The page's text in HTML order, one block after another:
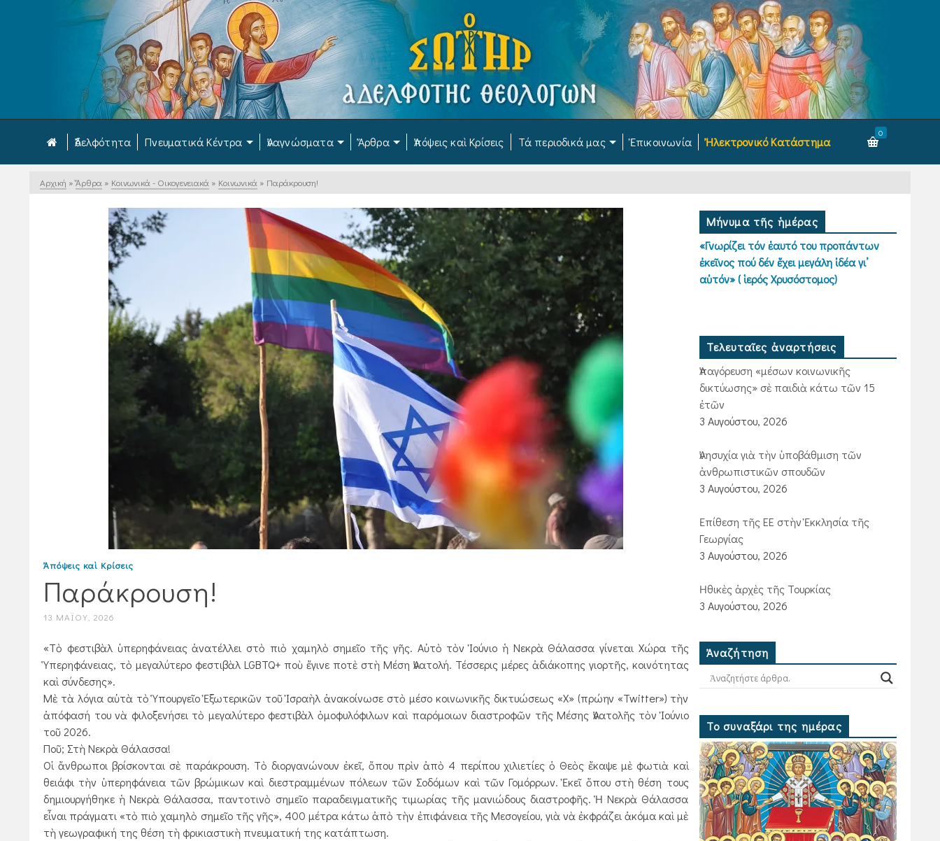
Ἀδελφότητα Πνευματικά Κέντρα Ἀναγνώσματα Ἄρθρα Ἀπόψεις καὶ Κρίσεις Τά περιοδικά μας Ἐπικοινωνία Ἠλεκτρονικό Κατάστημα
0
Αρχική » Ἄρθρα » Κοινωνικά - Οικογενειακά » Κοινωνικά » Παράκρουση!
Ἀπόψεις καὶ Κρίσεις
Παράκρουση!
13 ΜΑΪ́ΟΥ, 2026
«Τὸ φεστιβὰλ ὑπερηφάνειας ἀνατέλλει στὸ πιὸ χαμηλὸ σημεῖο τῆς γῆς. Αὐτὸ τὸν Ἰούνιο ἡ Νεκρὰ Θάλασσα γίνεται Χώρα τῆς
Ὑπερηφάνειας, τὸ μεγαλύτερο φεστιβὰλ LGBTQ+ ποὺ ἔγινε ποτὲ στὴ Μέση Ἀνατολή. Τέσσερις μέρες ἀδιάκοπης γιορτῆς, κοινότητας
καὶ σύνδεσης».
Μὲ τὰ λόγια αὐτὰ τὸ Ὑπουργεῖο Ἐξωτερικῶν τοῦ Ἰσραὴλ ἀνακοίνωσε στὸ μέσο κοινωνικῆς δικτυώσεως «Χ» (πρώην «Twitter») τὴν
ἀπόφασή του νὰ φιλοξενήσει τὸ μεγαλύτερο φεστιβὰλ ὁμοφυλόφιλων καὶ παρόμοιων διαστροφῶν τῆς Μέσης Ἀνατολῆς τὸν Ἰούνιο
τοῦ 2026.
Ποῦ; Στὴ Νεκρὰ Θάλασσα!
Οἱ ἄνθρωποι βρίσκονται σὲ παράκρουση. Τὸ διοργανώνουν ἐκεῖ, ὅπου πρὶν ἀπὸ 4 περίπου χιλιετίες ὁ Θεὸς ἔκαψε μὲ φωτιὰ καὶ
θειάφι τὴν ὑπερηφάνεια τῶν βρώμικων καὶ διεστραμμένων πόλεων τῶν Σοδόμων καὶ τῶν Γομόρρων. Ἐκεῖ ὅπου στὴ θέση τους
δημιουργήθηκε ἡ Νεκρὰ Θάλασσα, παντοτινὸ σημεῖο παραδειγματικῆς τιμωρίας τῆς μανιώδους διαστροφῆς. Ἡ Νεκρὰ Θάλασσα
εἶναι πράγματι «τὸ πιὸ χαμηλὸ σημεῖο τῆς γῆς», 400 μέτρα κάτω ἀπὸ τὴν ἐπιφάνεια τῆς Μεσογείου, γιὰ νὰ ἐκφράζει ἀκόμα καὶ μὲ
τὴ γεωγραφική της θέση τὴ φρικιαστικὴ πνευματική της κατάπτωση.
Μήνυμα τῆς ἡμέρας
«Γνωρίζει τόν ἑαυτό του προπάντων
ἐκεῖνος πού δέν ἔχει μεγάλη ἰδέα γι’
αὐτόν» ( ἱερός Χρυσόστομος)
Τελευταῖες ἀναρτήσεις
Ἀπαγόρευση «μέσων κοινωνικῆς
δικτύωσης» σὲ παιδιὰ κάτω τῶν 15
ἐτῶν
3 Αυγούστου, 2026
Ἀνησυχία γιὰ τὴν ὑποβάθμιση τῶν
ἀνθρωπιστικῶν σπουδῶν
3 Αυγούστου, 2026
Ἐπίθεση τῆς ΕΕ στὴν Ἐκκλησία τῆς
Γεωργίας
3 Αυγούστου, 2026
Ἠθικὲς ἀρχὲς τῆς Τουρκίας
3 Αυγούστου, 2026
Ἀναζήτηση
Το συναξάρι της ημέρας